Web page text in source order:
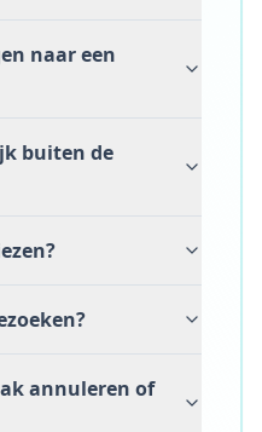
naar een
buiten de
annuleren of